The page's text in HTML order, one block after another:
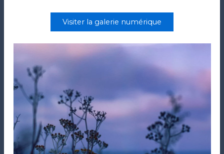
Visiter la galerie numérique